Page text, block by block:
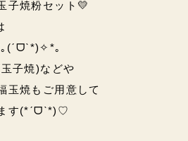
子焼粉セット 💛
(ˊᗜˋ*)✧*｡
子焼)などや
玉焼もご用意して
す(*ˊᗜˋ*)♡